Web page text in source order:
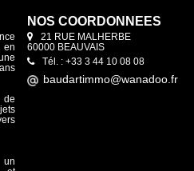
en
de
NOS COORDONNÉES
21 RUE MALHERBE
60000 BEAUVAIS
Tél. : +33 3 44 10 08 08